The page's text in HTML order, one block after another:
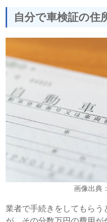
自分で車検証の住
画像出典
業者で手続きをしてもら